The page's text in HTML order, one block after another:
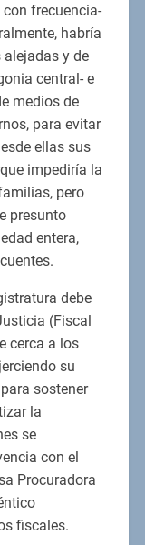
frecuencia-
habría
alejadas y de
central- e
medios de
para evitar
ellas sus
impediría la
pero
presunto
entera,
debe
(Fiscal
cerca a los
su
sostener
la
se
con el
Procuradora
fiscales.